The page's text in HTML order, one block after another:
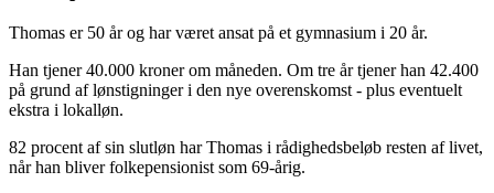
Thomas er 50 år og har været ansat på et gymnasium i 20 år.
Han tjener 40.000 kroner om måneden. Om tre år tjener han 42.400
på grund af lønstigninger i den nye overenskomst - plus eventuelt
ekstra i lokalløn.
82 procent af sin slutløn har Thomas i rådigheds­beløb resten af livet,
når han bliver folkepensionist som 69-årig.